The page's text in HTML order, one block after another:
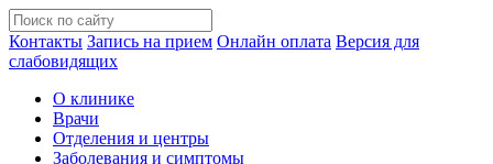
Контакты Запись на прием Онлайн оплата Версия для
слабовидящих
О клинике
Врачи
Отделения и центры
Заболевания и симптомы